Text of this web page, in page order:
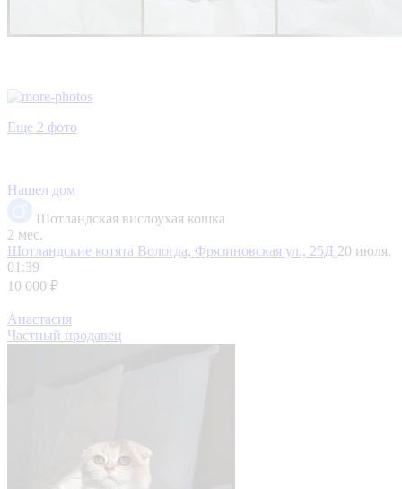
Еще 2 фото
Нашел дом
Шотландская вислоухая кошка
2 мес.
Шотландские котята Вологда, Фрязиновская ул., 25Д 20 июля,
01:39
10 000 ₽
Анастасия
Частный продавец